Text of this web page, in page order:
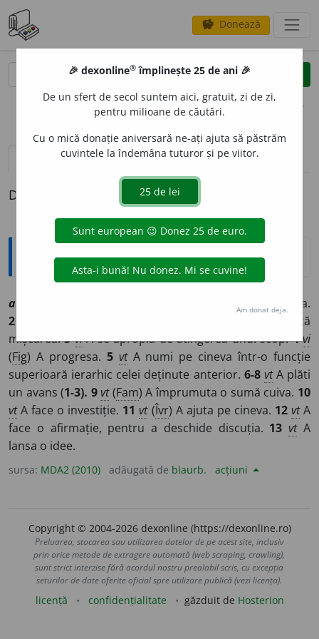
savings Donează
clear
opțiuni
definiții (1) pronunțievolume_up (30)
Definiția cu ID-ul 1023904:
Explicative DEX
avans
A înainta.
2
A se apropia de o țintă către care e orientată
mișcarea.3 viA se apropia de atingerea unui scop.4 vi
(Fig) A progresa. 5 vtA numi pe cineva într-o funcție
superioară ierarhic celei deținute anterior. 6-8 vtA plăti
un avans (1-3). 9 vt(Fam) A împrumuta o sumă cuiva. 10
vtA face o investiție. 11 vt(Îvr) A ajuta pe cineva. 12 vtA
face o afirmație, pentru a deschide discuția. 13 vtA
lansa o idee.
sursa: MDA2 (2010) adăugată de blaurb. acțiuni
Copyright © 2004-2026 dexonline (https://dexonline.ro)
Preluarea, stocarea sau utilizarea datelor de pe acest site, inclusiv
prin orice metode de extragere automată (web scraping, crawling),
sunt strict interzise fără acordul nostru prealabil scris, cu excepția
seturilor de date oferite oficial spre utilizare publică (vezi licența).
licență confidențialitate găzduit de Hosterion
🎉 dexonline® împlinește 25 de ani 🎉
De un sfert de secol suntem aici, gratuit, zi de zi,
pentru milioane de căutări.
Cu o mică donație aniversară ne-ați ajuta să păstrăm
cuvintele la îndemâna tuturor și pe viitor.
Am donat deja.